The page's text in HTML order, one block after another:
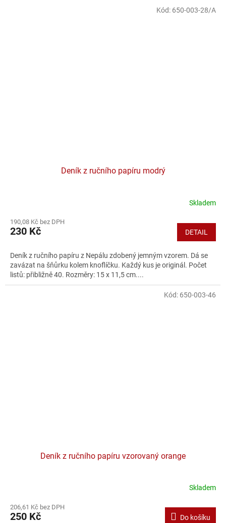
Deník z ručního papíru modrý
Skladem
190,08 Kč bez DPH
230 Kč DETAIL
Deník z ručního papíru z Nepálu zdobený jemným vzorem. Dá se
zavázat na šňůrku kolem knoflíčku. Každý kus je originál. Počet
listů: přibližně 40. Rozměry: 15 x 11,5 cm....
Kód: 650-003-28/A
Deník z ručního papíru vzorovaný orange
Skladem
206,61 Kč bez DPH
250 Kč Do košíku
Kód: 650-003-46